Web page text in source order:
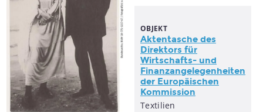
OBJEKT
Aktentasche des
Direktors für
Wirtschafts- und
Finanzangelegenheiten
der Europäischen
Kommission
Textilien